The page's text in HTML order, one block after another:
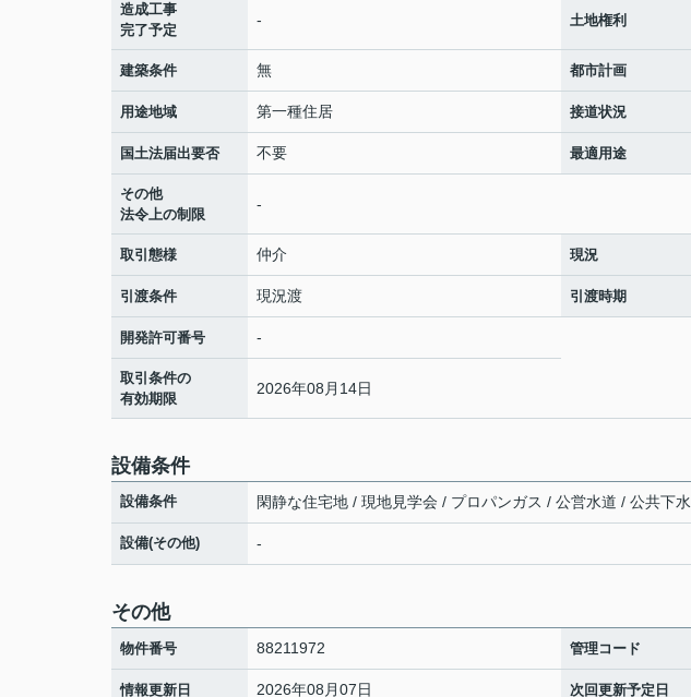
造成工事
完了予定
- 土地権利
建築条件 無 都市計画
用途地域 第一種住居 接道状況
国土法届出要否 不要 最適用途
その他
法令上の制限
-
取引態様 仲介 現況
引渡条件 現況渡 引渡時期
開発許可番号 -
取引条件の
有効期限
2026年08月14日
設備条件
設備条件 閑静な住宅地 / 現地見学会 / プロパンガス / 公営水道 / 公共下水
設備(その他) -
その他
物件番号 88211972 管理コード
情報更新日 2026年08月07日 次回更新予定日